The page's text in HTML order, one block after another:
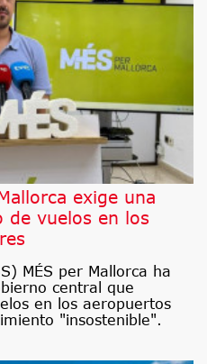
exige una
de vuelos en los
MÉS per Mallorca ha
central que
en los aeropuertos
"insostenible".